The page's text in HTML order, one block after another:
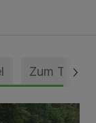
Zum Thema
Festzelt